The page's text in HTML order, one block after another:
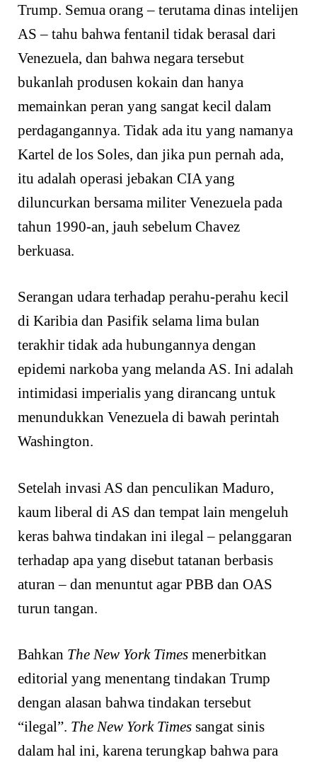
Trump. Semua orang – terutama dinas intelijen
AS – tahu bahwa fentanil tidak berasal dari
Venezuela, dan bahwa negara tersebut
bukanlah produsen kokain dan hanya
memainkan peran yang sangat kecil dalam
perdagangannya. Tidak ada itu yang namanya
Kartel de los Soles, dan jika pun pernah ada,
itu adalah operasi jebakan CIA yang
diluncurkan bersama militer Venezuela pada
tahun 1990-an, jauh sebelum Chavez
berkuasa.
Serangan udara terhadap perahu-perahu kecil
di Karibia dan Pasifik selama lima bulan
terakhir tidak ada hubungannya dengan
epidemi narkoba yang melanda AS. Ini adalah
intimidasi imperialis yang dirancang untuk
menundukkan Venezuela di bawah perintah
Washington.
Setelah invasi AS dan penculikan Maduro,
kaum liberal di AS dan tempat lain mengeluh
keras bahwa tindakan ini ilegal – pelanggaran
terhadap apa yang disebut tatanan berbasis
aturan – dan menuntut agar PBB dan OAS
turun tangan.
Bahkan The New York Times menerbitkan
editorial yang menentang tindakan Trump
dengan alasan bahwa tindakan tersebut
“ilegal”. The New York Times sangat sinis
dalam hal ini, karena terungkap bahwa para